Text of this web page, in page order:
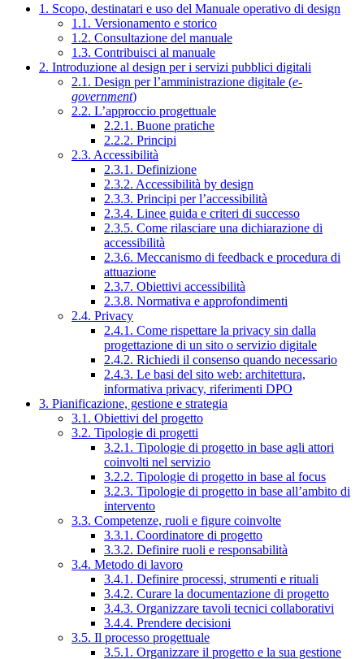
1. Scopo, destinatari e uso del Manuale operativo di design
1.1. Versionamento e storico
1.2. Consultazione del manuale
1.3. Contribuisci al manuale
2. Introduzione al design per i servizi pubblici digitali
2.1. Design per l’amministrazione digitale (e-
government)
2.2. L’approccio progettuale
2.2.1. Buone pratiche
2.2.2. Principi
2.3. Accessibilità
2.3.1. Definizione
2.3.2. Accessibilità by design
2.3.3. Principi per l’accessibilità
2.3.4. Linee guida e criteri di successo
2.3.5. Come rilasciare una dichiarazione di
accessibilità
2.3.6. Meccanismo di feedback e procedura di
attuazione
2.3.7. Obiettivi accessibilità
2.3.8. Normativa e approfondimenti
2.4. Privacy
2.4.1. Come rispettare la privacy sin dalla
progettazione di un sito o servizio digitale
2.4.2. Richiedi il consenso quando necessario
2.4.3. Le basi del sito web: architettura,
informativa privacy, riferimenti DPO
3. Pianificazione, gestione e strategia
3.1. Obiettivi del progetto
3.2. Tipologie di progetti
3.2.1. Tipologie di progetto in base agli attori
coinvolti nel servizio
3.2.2. Tipologie di progetto in base al focus
3.2.3. Tipologie di progetto in base all’ambito di
intervento
3.3. Competenze, ruoli e figure coinvolte
3.3.1. Coordinatore di progetto
3.3.2. Definire ruoli e responsabilità
3.4. Metodo di lavoro
3.4.1. Definire processi, strumenti e rituali
3.4.2. Curare la documentazione di progetto
3.4.3. Organizzare tavoli tecnici collaborativi
3.4.4. Prendere decisioni
3.5. Il processo progettuale
3.5.1. Organizzare il progetto e la sua gestione